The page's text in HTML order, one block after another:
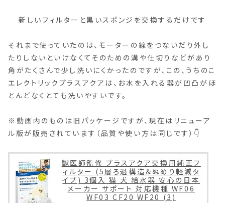
新しいフィルターと黒いスポンジを交換するだけです
それまで使っていたのは、モーターの線をつないだり外し
たりしないといけなくてそのための溝や仕切りなどがあり
角がたくさんで少し洗いにくかったのですが、この、うちのこ
エレクトリックプラスアクアは、お水を入れる器が凹凸がほ
とんどなくとても洗いやすいです。
※動画内のものは旧パッケージですが、現在はリニューア
ル版が販売されています（品質や使い方は同じです）👇
獣医師監修 プラスアクア交換用純正フ
ィルター (5層ろ過構造＆ぬめり軽減タ
イプ) 3個入 猫 犬 給水器 安心の日本
メーカー サポート 対応機種 WF06
WF03 CF20 WF20 (3)